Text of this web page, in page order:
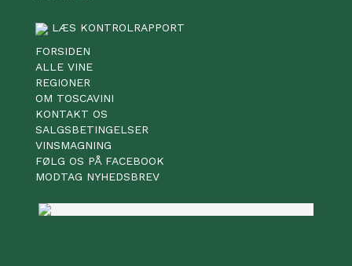
LÆS KONTROLRAPPORT
FORSIDEN
ALLE VINE
REGIONER
OM TOSCAVINI
KONTAKT OS
SALGSBETINGELSER
VINSMAGNING
FØLG OS PÅ FACEBOOK
MODTAG NYHEDSBREV